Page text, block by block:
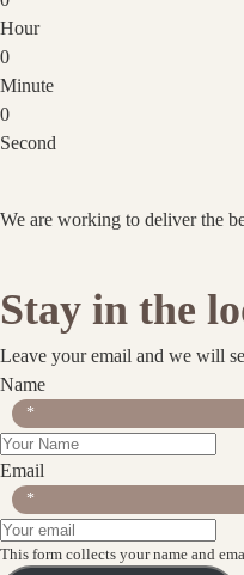
Hour
0
Minute
0
Second
We are working to deliver the
Stay in the
Leave your email and we will
Name
*
Email
*
This form collects your name and